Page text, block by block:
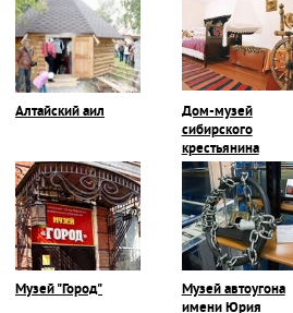
Алтайский аил
Дом-музей
сибирского
крестьянина
Музей "Город"
Музей автоугона
имени Юрия